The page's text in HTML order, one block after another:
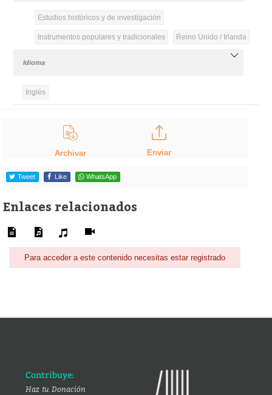
Estudios históricos y de investigación
Instrumentos populares y tradicionales Reino Unido / Irlanda
Idioma
Inglés
Archivar Enviar
Tweet Like WhatsApp
Enlaces relacionados
Para acceder a este contenido necesitas estar registrado
Contribuye:
Haz tu Donación